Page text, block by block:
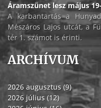
Áramszünet lesz május
A karbantartás a
Mészáros Lajos utcát, a
tér 1. számot is érinti.
ARCHÍVUM
2026 augusztus (9)
2026 július (12)